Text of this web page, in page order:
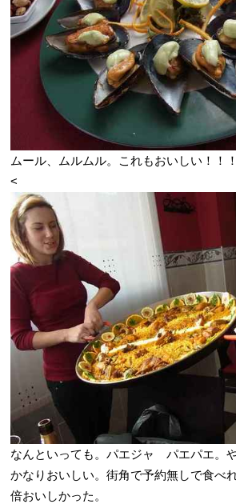
ムール、ムルムル。これもおいしい！！！
<
なんといっても。パエジャ パエパエ。や
かなりおいしい。街角で予約無しで食べ
倍おいしかった。